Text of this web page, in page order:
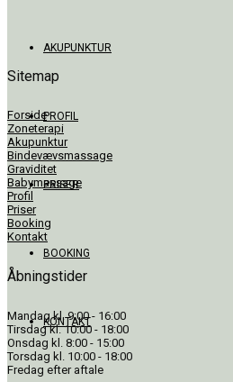
AKUPUNKTUR
PROFIL
PRISER
BOOKING
KONTAKT
Sitemap
Forside
Zoneterapi
Akupunktur
Bindevævsmassage
Graviditet
Babymassage
Profil
Priser
Booking
Kontakt
Åbningstider
Mandag kl. 9:00 - 16:00
Tirsdag kl. 10:00 - 18:00
Onsdag kl. 8:00 - 15:00
Torsdag kl. 10:00 - 18:00
Fredag efter aftale